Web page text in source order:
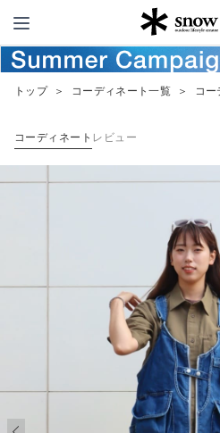
Snow
トップ ＞ コーディネート一覧 ＞ コー
コーディネート レビュー